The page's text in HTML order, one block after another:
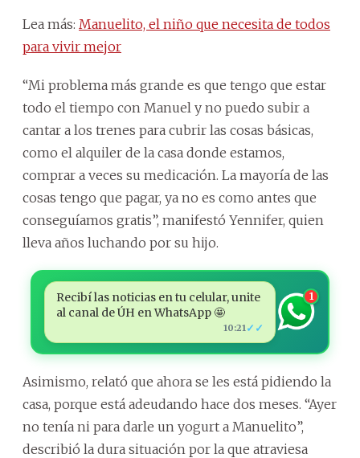
Lea más: Manuelito, el niño que necesita de todos
para vivir mejor
“Mi problema más grande es que tengo que estar
todo el tiempo con Manuel y no puedo subir a
cantar a los trenes para cubrir las cosas básicas,
como el alquiler de la casa donde estamos,
comprar a veces su medicación. La mayoría de las
cosas tengo que pagar, ya no es como antes que
conseguíamos gratis”, manifestó Yennifer, quien
lleva años luchando por su hijo.
Recibí las noticias en tu celular, unite
al canal de ÚH en WhatsApp 🤩
10:21 ✓✓
1
Asimismo, relató que ahora se les está pidiendo la
casa, porque está adeudando hace dos meses. “Ayer
no tenía ni para darle un yogurt a Manuelito”,
describió la dura situación por la que atraviesa